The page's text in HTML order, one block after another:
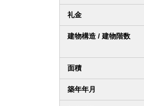
礼金
建物構造 / 建物階数
面積
築年年月